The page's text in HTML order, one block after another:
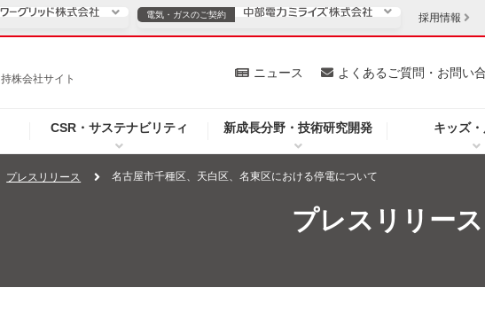
持株会社サイト
CSR・サステナビリティ 新成長分野・技術研究開発 キッズ
ニュース よくあるご質問・お問い
ご案内 安定供給
企業情報
電気・ガスのご契約
電気・ガスのご契約
個人のお客さま 法人のお客
採用情報
プレスリリース 名古屋市千種区、天白区、名東区における停電について
プレスリリース